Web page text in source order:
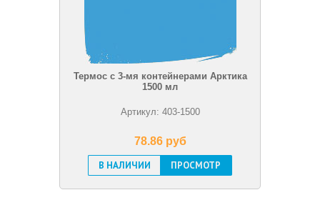
Термос с 3-мя контейнерами Арктика
1500 мл
Артикул: 403-1500
78.86 pуб
В НАЛИЧИИ
ПРОСМОТР